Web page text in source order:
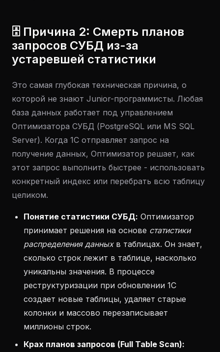
🗄 Причина 2: Смерть планов
запросов СУБД из-за
устаревшей статистики
Это самая глубокая техническая причина, о
которой не знают Junior-программисты. Любая
база данных работает под управлением
Оптимизатора СУБД (PostgreSQL или MS SQL
Server). Когда 1С отправляет запрос на
получение данных, Оптимизатор решает, как
этот запрос выполнить быстрее - использовать
конкретный индекс или перебрать всю таблицу
целиком.
Понятие статистики СУБД: Оптимизатор
принимает решения на основе статистики
распределения данныхв таблицах. Он знает,
сколько строк лежит в таблице, насколько
уникальны значения. В процессе
реструктуризации при обновлении 1С
создает новые таблицы, удаляет старые
колонки и массово перезаписывает
миллионы строк.
Крах планов запросов (Full Table Scan):